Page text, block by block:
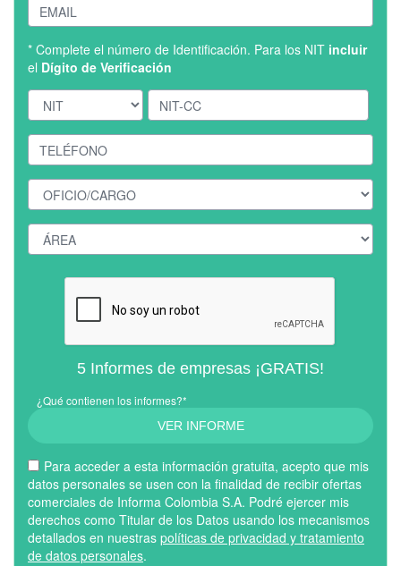
* Complete el número de Identificación. Para los NIT incluir
el Dígito de Verificación
5 Informes de empresas ¡GRATIS!
¿Qué contienen los informes?*
VER INFORME
Para acceder a esta información gratuita, acepto que mis
datos personales se usen con la finalidad de recibir ofertas
comerciales de Informa Colombia S.A. Podré ejercer mis
derechos como Titular de los Datos usando los mecanismos
detallados en nuestras políticas de privacidad y tratamiento
de datos personales.